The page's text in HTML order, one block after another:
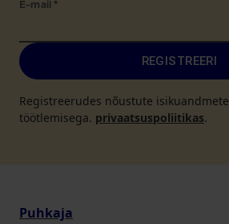
E-mail *
REGISTREERI
Registreerudes nõustute isikuandmete
töötlemisega. privaatsuspoliitikas.
Puhkaja